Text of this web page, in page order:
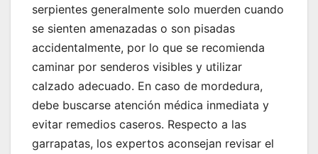
serpientes generalmente solo muerden cuando
se sienten amenazadas o son pisadas
accidentalmente, por lo que se recomienda
caminar por senderos visibles y utilizar
calzado adecuado. En caso de mordedura,
debe buscarse atención médica inmediata y
evitar remedios caseros. Respecto a las
garrapatas, los expertos aconsejan revisar el